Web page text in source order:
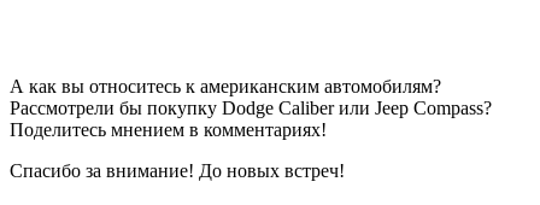
А как вы относитесь к американским автомобилям?
Рассмотрели бы покупку Dodge Caliber или Jeep Compass?
Поделитесь мнением в комментариях!
Спасибо за внимание! До новых встреч!